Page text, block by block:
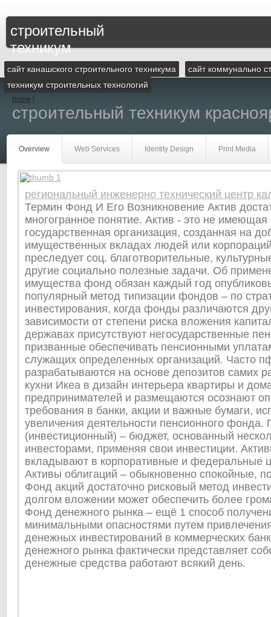
строительный
техникум
сайт канашского строительного техникума
сайт коммунально
техникум строительных технологий
home \
строительный техникум
Overview Web Services Identity Design Print Media
региональный инженерно технический центр
Термин Фонд И Его Возникновение Актив
многогранное понятие. Актив - это не имеющая
государственная организация, созданная на
имущественных вкладах людей или
преследует соц. благотворительные,
другие социально полезные задачи. Об
имущества фонд обязан каждый год
популярный метод типизации фондов – по
инвестирования, когда фонды различаются
зависимости от степени риска вложения
державах присутствуют негосударственные
призванные обеспечивать пенсионными
служащих определенных организаций. Часто
разрабатываются на основе депозитов самих
кухни Икеа в дизайн интерьера квартиры и
предпринимателей и размещаются осознают
требования в банки, акции и важные бумаги,
увеличения деятельности пенсионного
(инвестиционный) – бюджет, основанный
инвесторами, применяя свои инвестиции.
вкладывают в корпоративные и федеральные
Активы облигаций – обыкновенно спокойные,
Фонд акций достаточно рисковый метод
долгом вложении может обеспечить более
Фонд денежного рынка – ещё 1 способ
минимальными опасностями путем
денежных инвестирований в коммерческих
денежного рынка фактически представляет
денежные средства работают всякий день.